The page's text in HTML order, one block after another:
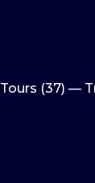
(37) —